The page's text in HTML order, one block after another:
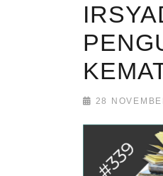
28